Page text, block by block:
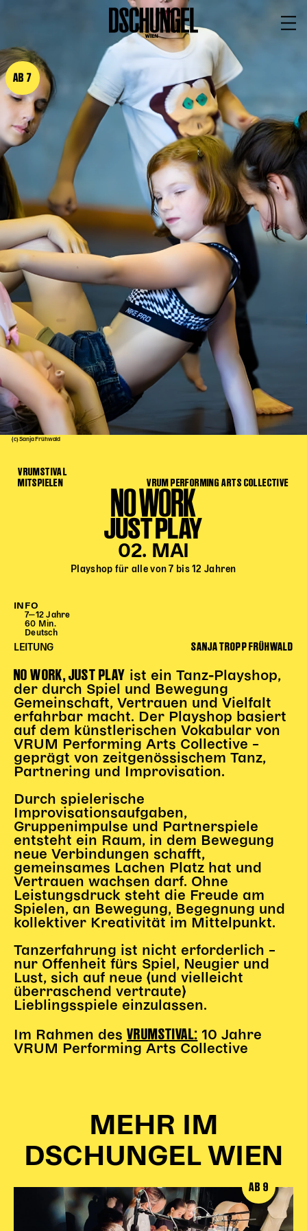
BARRIEREFREI
PROGRAMM
Spielplan
Vorstellungen
Festivals
Wild & Schön Festival
Gastspiele
Extras
Available for Touring
Archiv
MITSPIELEN
Macht Wahn Sinn
Kinder Kunst
Workshops
Abenteuernacht
Kinder-Redaktion
Junge Kunst
Next Generation
MAGMA 25/26
Dramaturgie + Stadt
Theaterwerkstätten
PÄDAGOGIK
Rund um den Vorstellungsbesuch
Begleitmaterial
TheaterPaket
Schulabenteuernacht
Probenklasse
Theaterklasse
Vorstellungen für pädagogische Institutionen
Angebote für Pädagog*innen
PädagogikClub
Sommerfest
Open House
Newsletter für pädagogische Institutionen
DIGITALE BÜHNE
Gl!tch4
Wem gehört die Bühne?
House of Hybrid Rebels
HAUS
Über Uns
Unser Blog
Kulturpatenschaft
Partner*innen
SERVICE
(c) Sanja Frühwald
VRUMSTIVAL
MITSPIELEN
VRUM PERFORMING ARTS COLLECTIVE
NO WORK
JUST PLAY
02. MAI
Playshop für alle von 7 bis 12 Jahren
AB 7
INFO
7‒12 Jahre
60 Min.
Deutsch
LEITUNG SANJA TROPP FRÜHWALD
NO WORK, JUST PLAY ist ein Tanz-Playshop,
der durch Spiel und Bewegung
Gemeinschaft, Vertrauen und Vielfalt
erfahrbar macht. Der Playshop basiert
auf dem künstlerischen Vokabular von
VRUM Performing Arts Collective –
geprägt von zeitgenössischem Tanz,
Partnering und Improvisation.
Durch spielerische
Improvisationsaufgaben,
Gruppenimpulse und Partnerspiele
entsteht ein Raum, in dem Bewegung
neue Verbindungen schafft,
gemeinsames Lachen Platz hat und
Vertrauen wachsen darf. Ohne
Leistungsdruck steht die Freude am
Spielen, an Bewegung, Begegnung und
kollektiver Kreativität im Mittelpunkt.
Tanzerfahrung ist nicht erforderlich –
nur Offenheit fürs Spiel, Neugier und
Lust, sich auf neue (und vielleicht
überraschend vertraute)
Lieblingsspiele einzulassen.
Im Rahmen des VRUMSTIVAL: 10 Jahre
VRUM Performing Arts Collective
MEHR IM
DSCHUNGEL WIEN
AB 9